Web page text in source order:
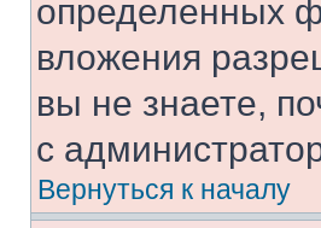
определенных
вложения
вы не знаете,
с
Вернуться к началу